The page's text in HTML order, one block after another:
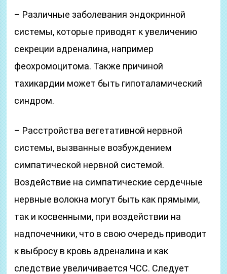
– Различные заболевания эндокринной
системы, которые приводят к увеличению
секреции адреналина, например
феохромоцитома. Также причиной
тахикардии может быть гипоталамический
синдром.
– Расстройства вегетативной нервной
системы, вызванные возбуждением
симпатической нервной системой.
Воздействие на симпатические сердечные
нервные волокна могут быть как прямыми,
так и косвенными, при воздействии на
надпочечники, что в свою очередь приводит
к выбросу в кровь адреналина и как
следствие увеличивается ЧСС. Следует